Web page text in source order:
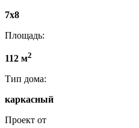
7x8
Площадь:
112 м2
Тип дома:
каркасный
Проект от